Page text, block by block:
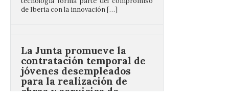
jóvenes desempleados
para la realización de
obras y servicios de
interés general y social
con más de 8,7 millones de
euros de inversión